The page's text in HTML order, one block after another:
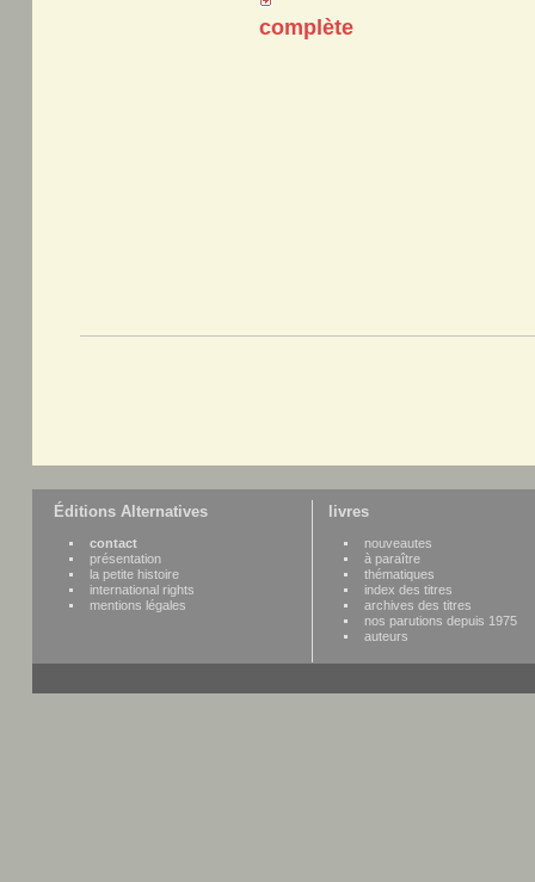
complète
Éditions Alternatives
contact
présentation
la petite histoire
international rights
mentions légales
livres
nouveautes
à paraître
thématiques
index des titres
archives des titres
nos parutions depuis 1975
auteurs